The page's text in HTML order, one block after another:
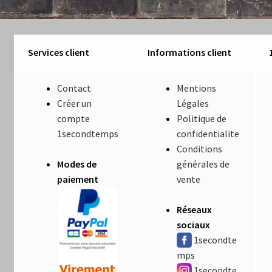
Luminaires
Nautilus – Tome 1 – Les Machines Fondatrices
Nautilus – Tome 2 – Les Artefacts Retrouvés
Services client Informations client
Contact
Créer un
compte
1secondtemps
Modes de
paiement
Mentions
Légales
Politique de
confidentialite
Conditions
générales de
vente
Réseaux
sociaux
1secondte
mps